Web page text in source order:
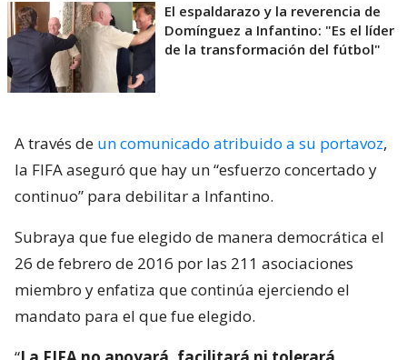
El espaldarazo y la reverencia de
Domínguez a Infantino: "Es el líder
de la transformación del fútbol"
A través de un comunicado atribuido a su portavoz,
la FIFA aseguró que hay un “esfuerzo concertado y
continuo” para debilitar a Infantino.
Subraya que fue elegido de manera democrática el
26 de febrero de 2016 por las 211 asociaciones
miembro y enfatiza que continúa ejerciendo el
mandato para el que fue elegido.